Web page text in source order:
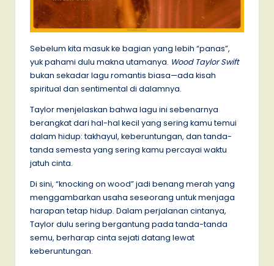
Sebelum kita masuk ke bagian yang lebih “panas”,
yuk pahami dulu makna utamanya. Wood Taylor Swift
bukan sekadar lagu romantis biasa—ada kisah
spiritual dan sentimental di dalamnya.
Taylor menjelaskan bahwa lagu ini sebenarnya
berangkat dari hal-hal kecil yang sering kamu temui
dalam hidup: takhayul, keberuntungan, dan tanda-
tanda semesta yang sering kamu percayai waktu
jatuh cinta.
Di sini, “knocking on wood” jadi benang merah yang
menggambarkan usaha seseorang untuk menjaga
harapan tetap hidup. Dalam perjalanan cintanya,
Taylor dulu sering bergantung pada tanda-tanda
semu, berharap cinta sejati datang lewat
keberuntungan.